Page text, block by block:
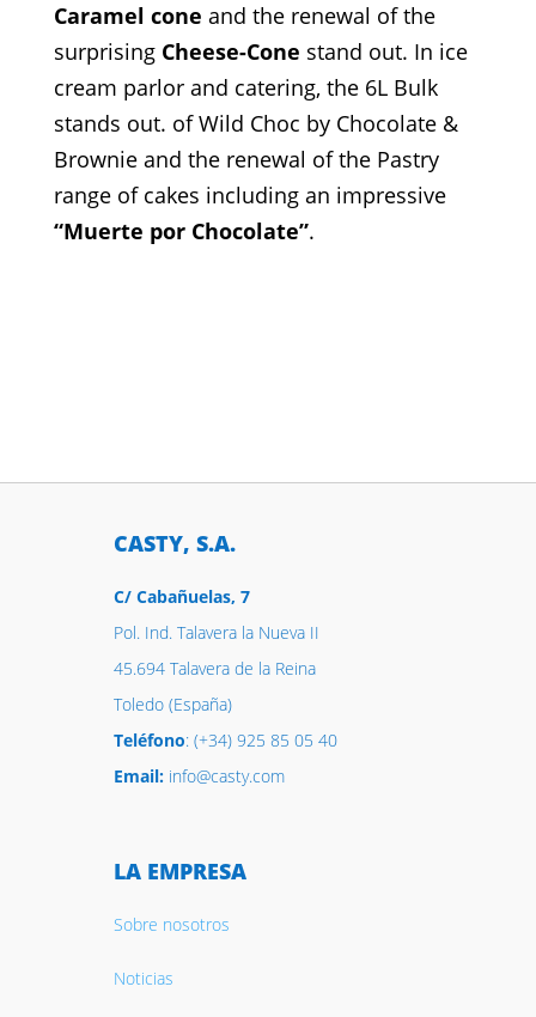
Caramel cone and the renewal of the
surprising Cheese-Cone stand out. In ice
cream parlor and catering, the 6L Bulk
stands out. of Wild Choc by Chocolate &
Brownie and the renewal of the Pastry
range of cakes including an impressive
“Muerte por Chocolate”.
CASTY, S.A.
C/ Cabañuelas, 7
Pol. Ind. Talavera la Nueva II
45.694 Talavera de la Reina
Toledo (España)
Teléfono: (+34) 925 85 05 40
Email:info@casty.com
LA EMPRESA
Sobre nosotros
Noticias